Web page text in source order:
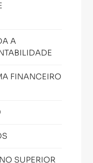
A
FINANCEIRO
SUPERIOR